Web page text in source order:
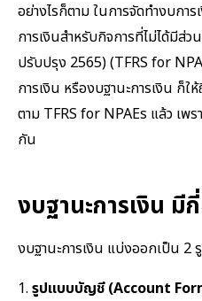
อย่างไรก็ตาม ในการจัดทำงบกา
การเงินสำหรับกิจการที่ไม่ได้มีส่
ปรับปรุง 2565) (TFRS for
การเงิน หรืองบฐานะการเงิน ก็ใ
ตาม TFRS for NPAEs แล้ว เพ
กัน
งบฐานะการเงิน มี
งบฐานะการเงิน แบ่งออกเป็น 2
1. รูปแบบบัญชี (Account